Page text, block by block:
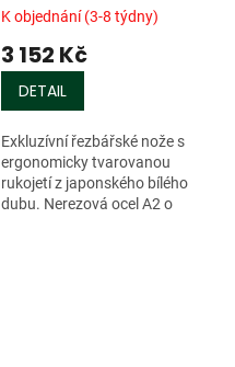
K objednání (3-8 týdny)
3 152 Kč
DETAIL
Exkluzívní řezbářské nože s
ergonomicky tvarovanou
rukojetí z japonského bílého
dubu. Nerezová ocel A2 o